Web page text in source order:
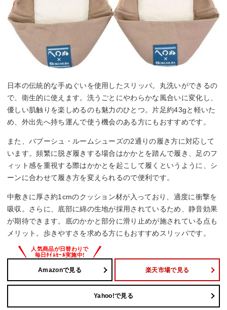
日本の伝統的な手ぬぐいを使用したスリッパ。丸洗いができるの
で、衛生的に使えます。洗うごとにやわらかな風合いに変化し、
優しい肌触りを楽しめるのも魅力のひとつ。片足約43gと軽いた
め、外出先へ持ち運んで使う機会のある方にもおすすめです。
また、バブーシュ・ルームシューズの2通りの履き方に対応して
います。頻繁に脱ぎ履きする場合はかかとを踏んで履き、足のフ
ィット感を重視する際はかかとを起こして履くというように、シ
ーンに合わせて履き方を変えられるので便利です。
中敷きに厚さ約1cmのクッション材が入っており、適度に衝撃を
吸収。さらに、底部に綿の生地が採用されているため、静音効果
が期待できます。底のかかと部分に滑り止めが施されている点も
メリット。歩きやすさを求める方にもおすすめスリッパです。
Amazonで見る 楽天市場で見る
Yahoo!で見る